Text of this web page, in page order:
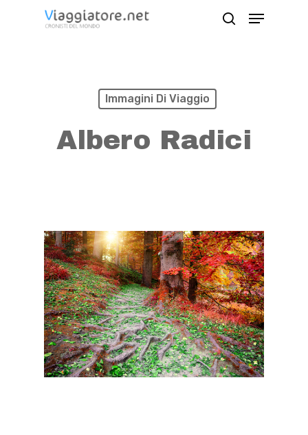
Menu
Immagini Di Viaggio
Albero Radici